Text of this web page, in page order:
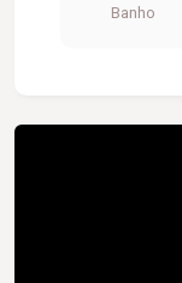
Banho